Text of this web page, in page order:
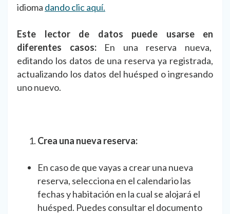
idioma dando clic aquí.
Este lector de datos puede usarse en
diferentes casos: En una reserva nueva,
editando los datos de una reserva ya registrada,
actualizando los datos del huésped o ingresando
uno nuevo.
Crea una nueva reserva:
En caso de que vayas a crear una nueva
reserva, selecciona en el calendario las
fechas y habitación en la cual se alojará el
huésped. Puedes consultar el documento